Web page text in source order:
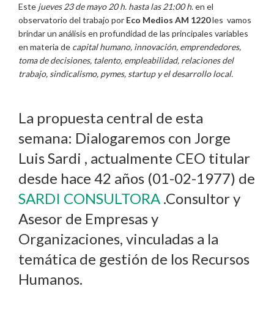
Este jueves 23 de mayo 20 h. hasta las 21:00 h. en el
observatorio del trabajo por Eco Medios AM 1220les vamos
brindar un análisis en profundidad de las principales variables
en materia de capital humano, innovación, emprendedores,
toma de decisiones, talento, empleabilidad, relaciones del
trabajo, sindicalismo, pymes, startup y el desarrollo local.
La propuesta central de esta
semana: Dialogaremos con Jorge
Luis Sardi , actualmente CEO titular
desde hace 42 años (01-02-1977) de
SARDI CONSULTORA .Consultor y
Asesor de Empresas y
Organizaciones, vinculadas a la
temática de gestión de los Recursos
Humanos.